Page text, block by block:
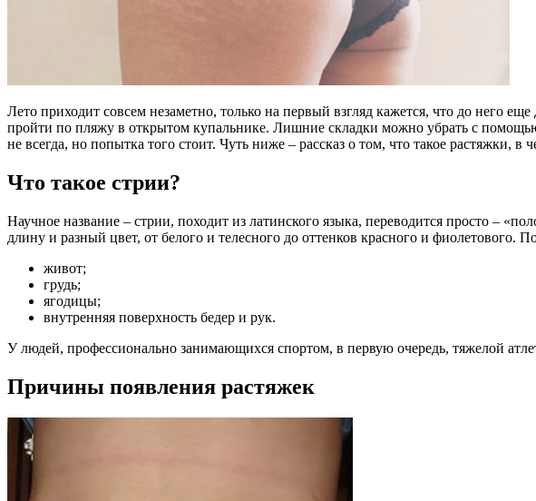
Лето приходит совсем незаметно, только на первый взгляд кажется, что до него
пройти по пляжу в открытом купальнике. Лишние складки можно убрать с
не всегда, но попытка того стоит. Чуть ниже – рассказ о том, что такое растяжки,
Что такое стрии?
Научное название – стрии, походит из латинского языка, переводится просто –
длину и разный цвет, от белого и телесного до оттенков красного и
живот;
грудь;
ягодицы;
внутренняя поверхность бедер и рук.
У людей, профессионально занимающихся спортом, в первую очередь, тяжелой
Причины появления растяжек